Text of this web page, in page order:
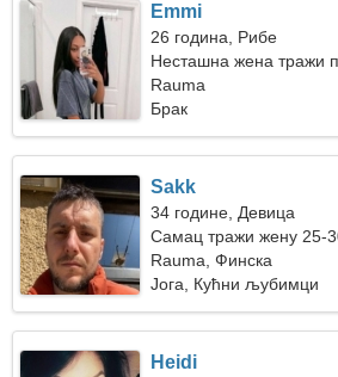
Emmi
26 година, Рибе
Несташна жена тражи
Rauma
Брак
Sakk
34 године, Девица
Самац тражи жену 25-
Rauma, Финска
Јога, Кућни љубимци
Heidi